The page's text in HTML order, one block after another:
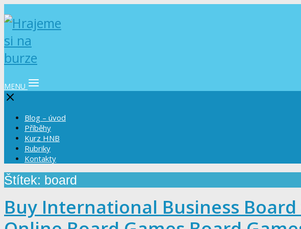
MENU
Blog – úvod
Příběhy
Kurz HNB
Rubriky
Kontakty
Štítek: board
Buy International Business